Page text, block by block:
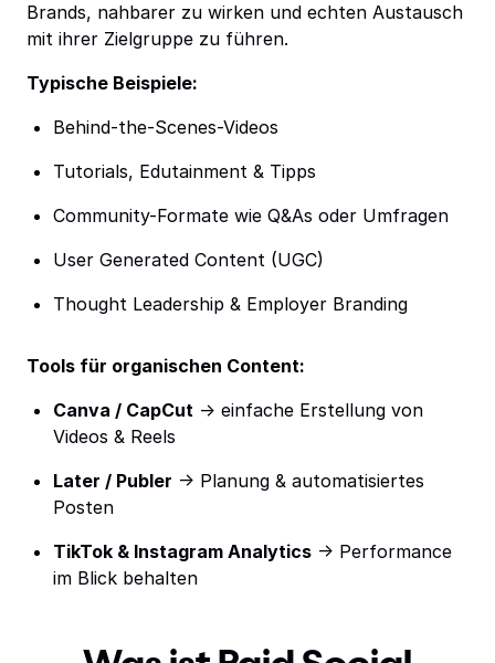
Brands, nahbarer zu wirken und echten Austausch
mit ihrer Zielgruppe zu führen.
Typische Beispiele:
Behind-the-Scenes-Videos
Tutorials, Edutainment & Tipps
Community-Formate wie Q&As oder Umfragen
User Generated Content (UGC)
Thought Leadership & Employer Branding
Tools für organischen Content:
Canva / CapCut → einfache Erstellung von
Videos & Reels
Later / Publer → Planung & automatisiertes
Posten
TikTok & Instagram Analytics → Performance
im Blick behalten